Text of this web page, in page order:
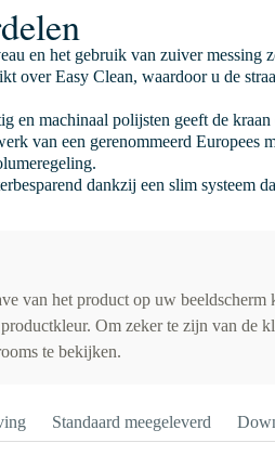
en het gebruik van zuiver messing
over Easy Clean, waardoor u de
en machinaal polijsten geeft de
van een gerenommeerd Europees
dankzij een slim systeem
van het product op uw beeldscherm
Om zeker te zijn van de
te bekijken.
Standaard meegeleverd